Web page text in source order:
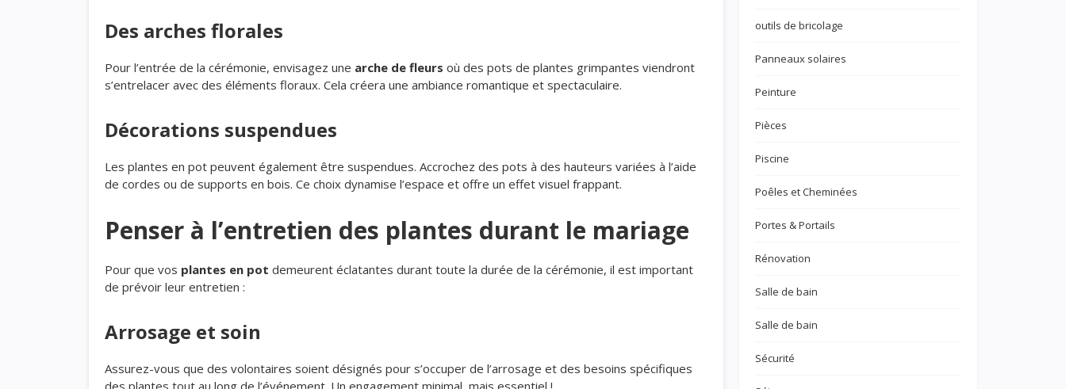
Des arches florales
Pour l’entrée de la cérémonie, envisagez une arche de fleurs où des pots de plantes grimpantes viendront
s’entrelacer avec des éléments floraux. Cela créera une ambiance romantique et spectaculaire.
Décorations suspendues
Les plantes en pot peuvent également être suspendues. Accrochez des pots à des hauteurs variées à l’aide
de cordes ou de supports en bois. Ce choix dynamise l’espace et offre un effet visuel frappant.
Penser à l’entretien des plantes durant le mariage
Pour que vos plantes en pot demeurent éclatantes durant toute la durée de la cérémonie, il est important
de prévoir leur entretien :
Arrosage et soin
Assurez-vous que des volontaires soient désignés pour s’occuper de l’arrosage et des besoins spécifiques
outils de bricolage
Panneaux solaires
Peinture
Pièces
Piscine
Poêles et Cheminées
Portes & Portails
Rénovation
Salle de bain
Salle de bain
Sécurité